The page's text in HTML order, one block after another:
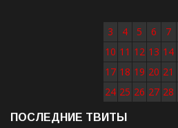
3
4 5 6 7
10 11 12 13 14
17 18 19 20 21
24 25 26 27 28
ПОСЛЕДНИЕ ТВИТЫ